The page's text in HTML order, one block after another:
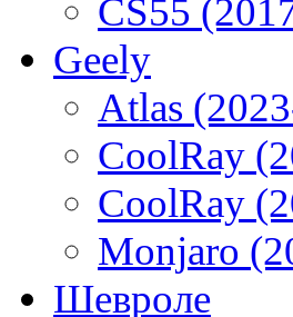
CS55
Geely
Atlas
CoolRay
CoolRay
Monjaro
Шевроле